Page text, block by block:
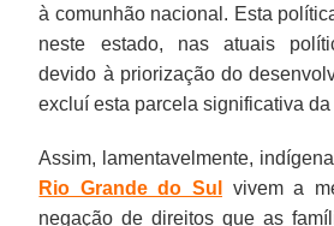
à comunhão nacional. Esta
neste estado, nas atuais
devido à priorização do
excluí esta parcela significativa
Assim, lamentavelmente,
Rio Grande do Sul
vivem a
negação de direitos que as